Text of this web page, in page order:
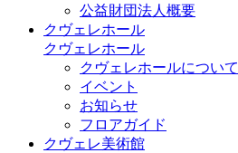
公益財団法人概要
クヴェレホール
クヴェレホール
クヴェレホールについて
イベント
お知らせ
フロアガイド
クヴェレ美術館